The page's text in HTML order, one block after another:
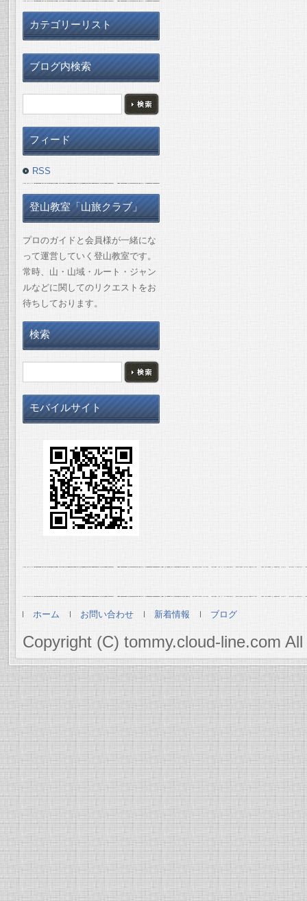
カテゴリーリスト
ブログ内検索
フィード
RSS
登山教室「山旅クラブ」
プロのガイドと会員様が一緒にな
って運営していく登山教室です。
常時、山・山域・ルート・ジャン
ルなどに関してのリクエストをお
待ちしております。
検索
モバイルサイト
ホーム お問い合わせ 新着情報 ブログ
Copyright (C) tommy.cloud-line.com